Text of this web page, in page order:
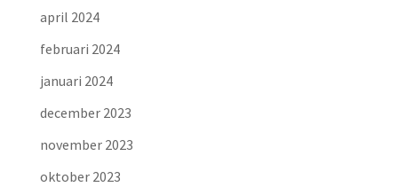
april 2024
februari 2024
januari 2024
december 2023
november 2023
oktober 2023